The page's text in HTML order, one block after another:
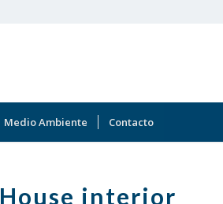
Medio Ambiente Contacto
House interior